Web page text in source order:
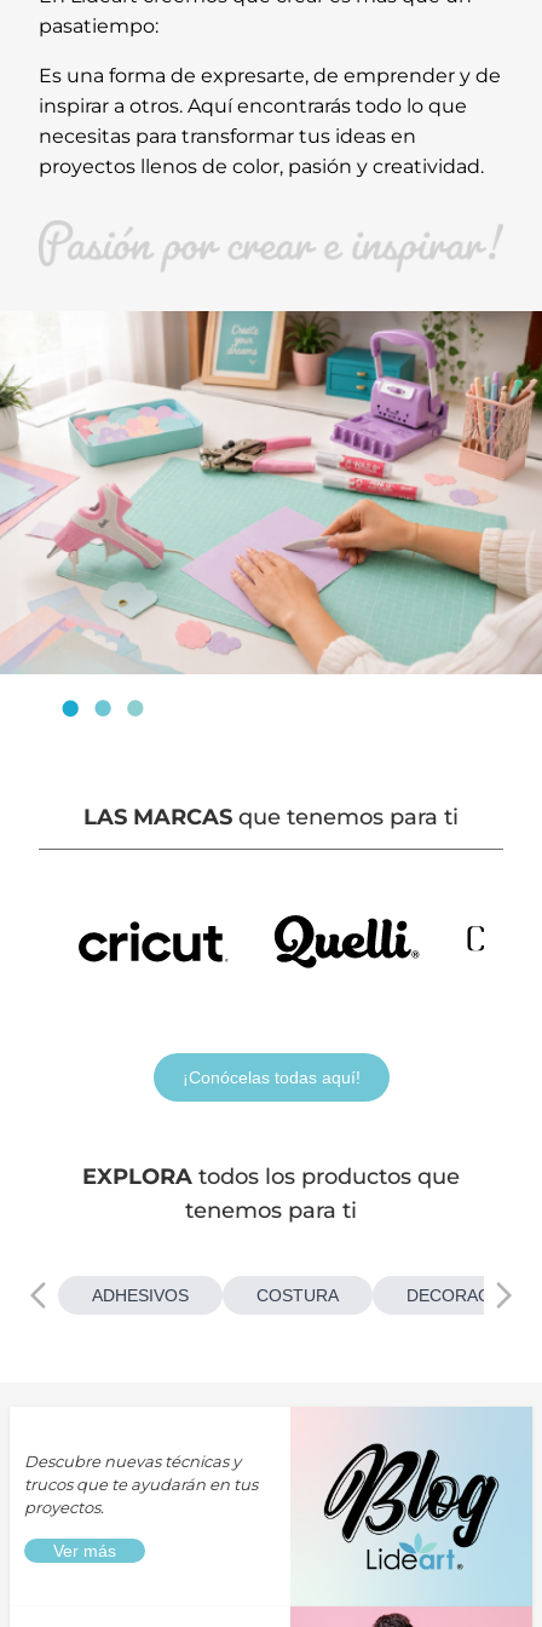
pasatiempo:
Es una forma de expresarte, de emprender y de
inspirar a otros. Aquí encontrarás todo lo que
necesitas para transformar tus ideas en
proyectos llenos de color, pasión y creatividad.
LAS MARCAS que tenemos para ti
¡Conócelas todas aquí!
EXPLORA todos los productos que
tenemos para ti
ADHESIVOS COSTURA
Descubre nuevas técnicas y
trucos que te ayudarán en tus
proyectos.
Ver más